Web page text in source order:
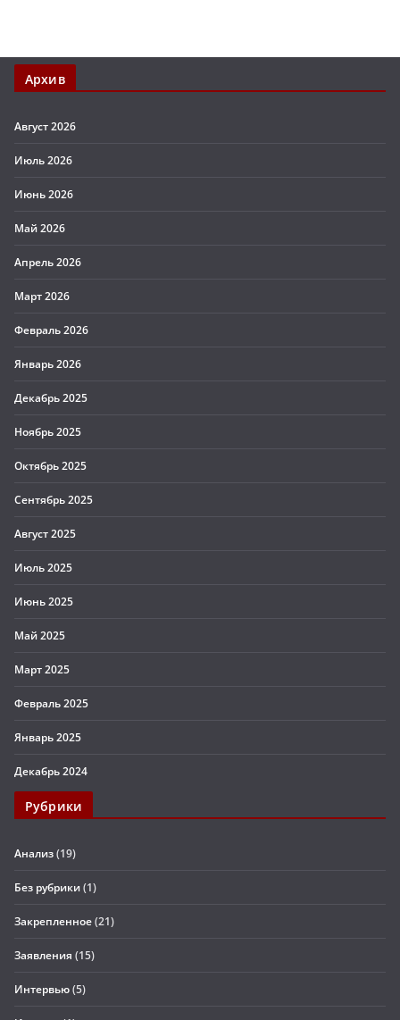
Архив
Август 2026
Июль 2026
Июнь 2026
Май 2026
Апрель 2026
Март 2026
Февраль 2026
Январь 2026
Декабрь 2025
Ноябрь 2025
Октябрь 2025
Сентябрь 2025
Август 2025
Июль 2025
Июнь 2025
Май 2025
Март 2025
Февраль 2025
Январь 2025
Декабрь 2024
Рубрики
Анализ(19)
Без рубрики(1)
Закрепленное(21)
Заявления (15)
Интервью(5)